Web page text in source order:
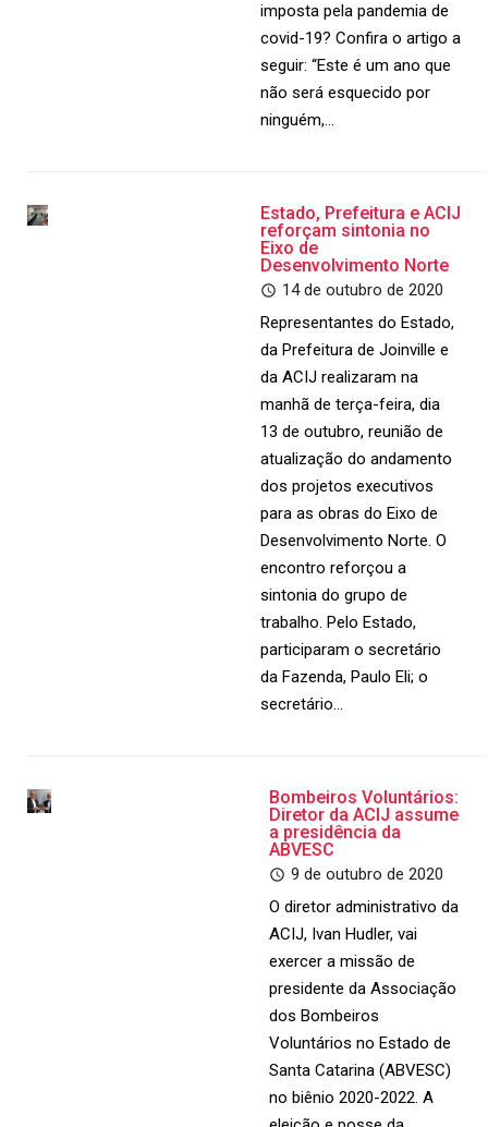
imposta pela pandemia de
covid-19? Confira o artigo a
seguir: “Este é um ano que
não será esquecido por
ninguém,…
Estado, Prefeitura e ACIJ
reforçam sintonia no
Eixo de
Desenvolvimento Norte
14 de outubro de 2020
Representantes do Estado,
da Prefeitura de Joinville e
da ACIJ realizaram na
manhã de terça-feira, dia
13 de outubro, reunião de
atualização do andamento
dos projetos executivos
para as obras do Eixo de
Desenvolvimento Norte. O
encontro reforçou a
sintonia do grupo de
trabalho. Pelo Estado,
participaram o secretário
da Fazenda, Paulo Eli; o
secretário…
Bombeiros Voluntários:
Diretor da ACIJ assume
a presidência da
ABVESC
9 de outubro de 2020
O diretor administrativo da
ACIJ, Ivan Hudler, vai
exercer a missão de
presidente da Associação
dos Bombeiros
Voluntários no Estado de
Santa Catarina (ABVESC)
no biênio 2020-2022. A